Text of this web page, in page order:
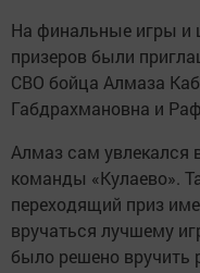
На финальные игры и
призеров были
СВО бойца Алмаза
Габдрахмановна и
Алмаз сам увлекался
команды «Кулаево».
переходящий приз
вручаться лучшему
было решено вручить